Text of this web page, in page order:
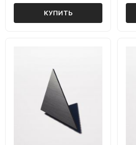
КУПИТЬ